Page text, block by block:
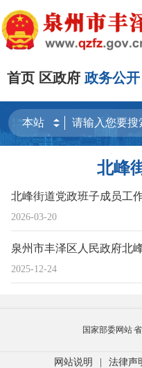
首页 区政府 政务公开
北峰
2026-03-20
北峰街道党政班子成员工
2025-12-24
泉州市丰泽区人民政府北
国家部委网站
网站说明 | 法律声